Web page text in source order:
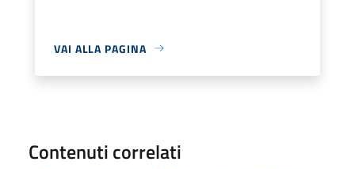
VAI ALLA PAGINA
Contenuti correlati